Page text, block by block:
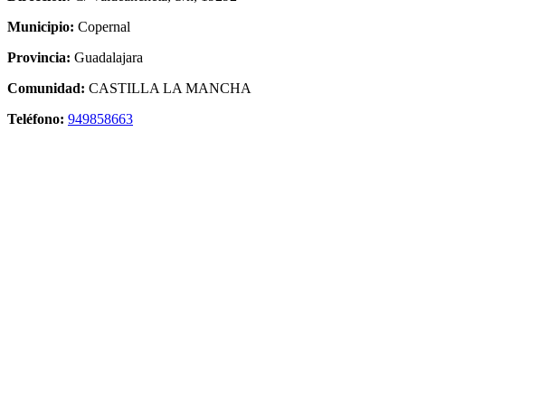
Municipio: Copernal
Provincia: Guadalajara
Comunidad: CASTILLA LA MANCHA
Teléfono: 949858663